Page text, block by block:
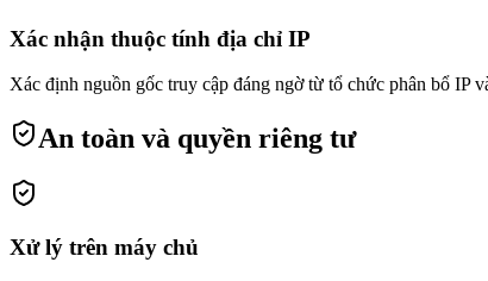
Xác nhận thuộc tính địa chỉ IP
Xác định nguồn gốc truy cập đáng ngờ từ tổ chức phân bổ IP
An toàn và quyền riêng tư
Xử lý trên máy chủ